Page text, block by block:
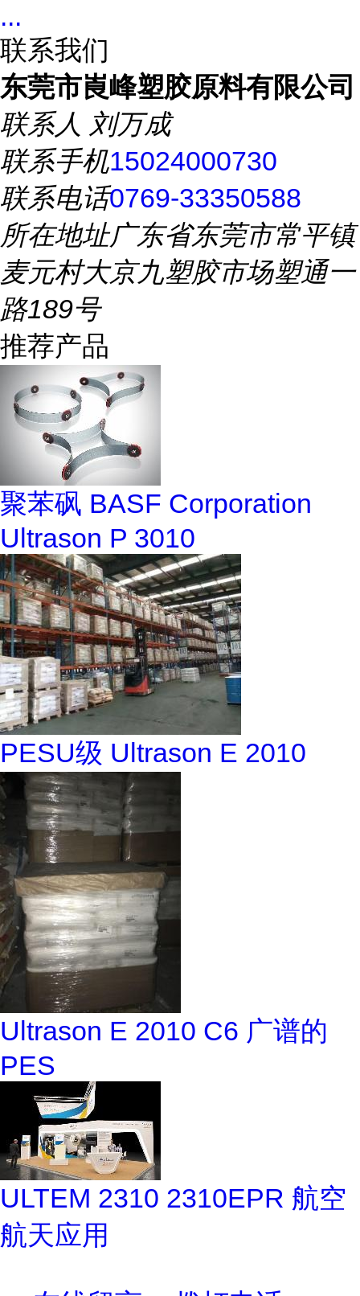
...
联系我们
东莞市崀峰塑胶原料有限公司
联系人 刘万成
联系手机15024000730
联系电话0769-33350588
所在地址广东省东莞市常平镇
麦元村大京九塑胶市场塑通一
路189号
推荐产品
聚苯砜 BASF Corporation
Ultrason P 3010
PESU级 Ultrason E 2010
Ultrason E 2010 C6 广谱的
PES
ULTEM 2310 2310EPR 航空
航天应用